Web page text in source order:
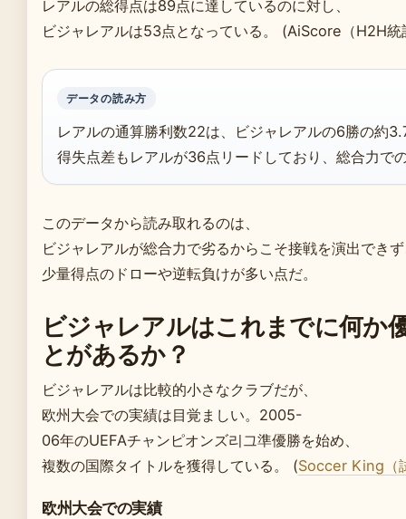
レアルの総得点は89点に達しているのに対し、
ビジャレアルは53点となっている。 (AiScore（H2H統
データの読み方
レアルの通算勝利数22は、ビジャレアルの6勝の約
得失点差もレアルが36点リードしており、総合力で
このデータから読み取れるのは、
ビジャレアルが総合力で劣るからこそ接戦を演出でき
少量得点のドローや逆転負けが多い点だ。
ビジャレアルはこれまでに何か
とがあるか？
ビジャレアルは比較的小さなクラブだが、
欧州大会での実績は目覚ましい。2005-
06年のUEFAチャンピオンズ리그準優勝を始め、
複数の国際タイトルを獲得している。 (Soccer King（
欧州大会での実績